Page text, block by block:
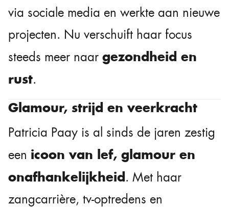
via sociale media en werkte aan nieuwe
projecten. Nu verschuift haar focus
steeds meer naar gezondheid en
rust.
Glamour, strijd en veerkracht
Patricia Paay is al sinds de jaren zestig
een icoon van lef, glamour en
onafhankelijkheid . Met haar
zangcarrière, tv-optredens en